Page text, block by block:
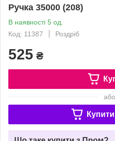
Ручка 35000 (208)
В наявності 5 од.
Код: 11387
Роздріб
525 ₴
або